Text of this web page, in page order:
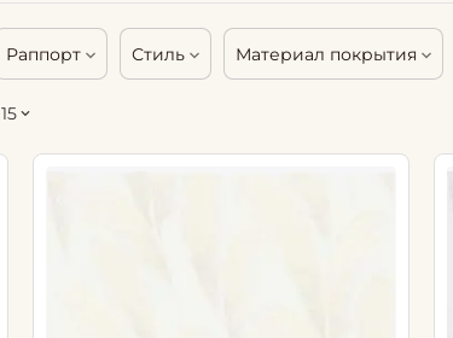
Раппорт Стиль Материал покрытия
15